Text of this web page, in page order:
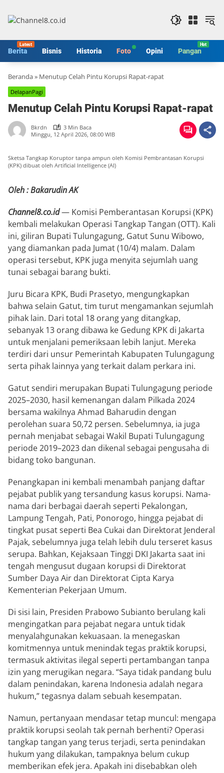
konten
Berita Bisnis Historia Foto Opini Pangan
Beranda» Menutup Celah Pintu Korupsi Rapat-rapat
DelapanPagi
Menutup Celah Pintu Korupsi Rapat-rapat
Bkrdn
3 Min Baca
Minggu, 12 April 2026, 08:00 WIB
Sketsa Tangkap Koruptor tanpa ampun oleh Komisi Pembrantasan Korupsi
(KPK) dibuat oleh Artificial Intelligence (AI)
Oleh : Bakarudin AK
Channel8.co.id— Komisi Pemberantasan Korupsi (KPK)
kembali melakukan Operasi Tangkap Tangan (OTT). Kali
ini, giliran Bupati Tulungagung, Gatut Sunu Wibowo,
yang diamankan pada Jumat (10/4) malam. Dalam
operasi tersebut, KPK juga menyita sejumlah uang
tunai sebagai barang bukti.
Juru Bicara KPK, Budi Prasetyo, mengungkapkan
bahwa selain Gatut, tim turut mengamankan sejumlah
pihak lain. Dari total 18 orang yang ditangkap,
sebanyak 13 orang dibawa ke Gedung KPK di Jakarta
untuk menjalani pemeriksaan lebih lanjut. Mereka
terdiri dari unsur Pemerintah Kabupaten Tulungagung
serta pihak lainnya yang terkait dalam perkara ini.
Gatut sendiri merupakan Bupati Tulungagung periode
2025–2030, hasil kemenangan dalam Pilkada 2024
bersama wakilnya Ahmad Baharudin dengan
perolehan suara 50,72 persen. Sebelumnya, ia juga
pernah menjabat sebagai Wakil Bupati Tulungagung
periode 2019–2023 dan dikenal sebagai pengusaha di
bidang toko bangunan.
Penangkapan ini kembali menambah panjang daftar
pejabat publik yang tersandung kasus korupsi. Nama-
nama dari berbagai daerah seperti Pekalongan,
Lampung Tengah, Pati, Ponorogo, hingga pejabat di
tingkat pusat seperti Bea Cukai dan Direktorat Jenderal
Pajak, sebelumnya juga telah lebih dulu terseret kasus
serupa. Bahkan, Kejaksaan Tinggi DKI Jakarta saat ini
tengah mengusut dugaan korupsi di Direktorat
Sumber Daya Air dan Direktorat Cipta Karya
Kementerian Pekerjaan Umum.
Di sisi lain, Presiden Prabowo Subianto berulang kali
mengingatkan para pejabat negara untuk tidak
menyalahgunakan kekuasaan. Ia menegaskan
komitmennya untuk menindak tegas praktik korupsi,
termasuk aktivitas ilegal seperti pertambangan tanpa
izin yang merugikan negara. “Saya tidak pandang bulu
dalam penindakan, karena Indonesia adalah negara
hukum,” tegasnya dalam sebuah kesempatan.
Namun, pertanyaan mendasar tetap muncul: mengapa
praktik korupsi seolah tak pernah berhenti? Operasi
tangkap tangan yang terus terjadi, serta penindakan
hukum yang dilakukan, tampaknya belum cukup
memberikan efek jera. Apakah ini disebabkan oleh